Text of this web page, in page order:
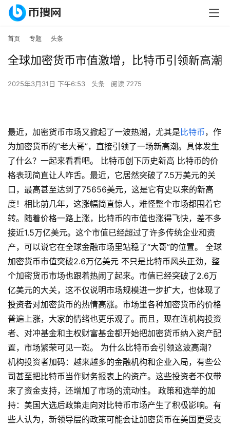
首页 专题 头条
全球加密货币市值激增，比特币引领新高潮
2025年3月31日 下午6:53 头条 阅读 7275
最近，加密货币市场又掀起了一波热潮，尤其是 比特币，作
为加密货币的“老大哥”，直接引领了一场新高潮。具体发生
了什么？一起来看看吧。 比特币创下历史新高 比特币的价
格表现简直让人咋舌。最近，它居然突破了7.5万美元的关
口，最高甚至达到了75656美元，这是它有史以来的新高
度！相比前几年，这涨幅简直惊人，难怪整个市场都围着它
转。随着价格一路上涨，比特币的市值也涨得飞快，差不多
接近1.5万亿美元。这个市值已经超过了许多传统企业和资
产，可以说它在全球金融市场里站稳了“大哥”的位置。 全球
加密货币市值突破2.6万亿美元 不只是比特币风头正劲，整
个加密货币市场也跟着热闹了起来。市值已经突破了2.6万
亿美元的大关，这不仅说明市场规模进一步扩大，也体现了
投资者对加密货币的热情高涨。市场里各种加密货币的价格
普遍上涨，大家的情绪也更乐观了。而且，现在连机构投资
者、对冲基金和主权财富基金都开始把加密货币纳入资产配
置，市场繁荣可见一斑。 为什么比特币会引领这波高潮？
机构投资者加码：越来越多的金融机构和企业入局，有些公
司甚至把比特币当作财务报表上的资产。这些投资者不仅带
来了资金支持，还增加了市场的流动性。 政策和选举的加
持：美国大选后政策走向对比特币市场产生了积极影响。有
些人认为，新领导层的政策可能会让加密货币在美国更受支